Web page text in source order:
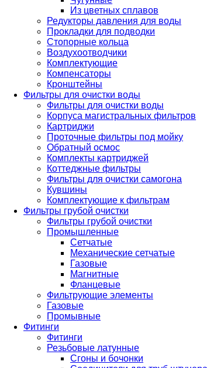
Из цветных сплавов
Редукторы давления для воды
Прокладки для подводки
Стопорные кольца
Воздухоотводчики
Комплектующие
Компенсаторы
Кронштейны
Фильтры для очистки воды
Фильтры для очистки воды
Корпуса магистральных фильтров
Картриджи
Проточные фильтры под мойку
Обратный осмос
Комплекты картриджей
Коттеджные фильтры
Фильтры для очистки самогона
Кувшины
Комплектующие к фильтрам
Фильтры грубой очистки
Фильтры грубой очистки
Промышленные
Сетчатые
Механические сетчатые
Газовые
Магнитные
Фланцевые
Фильтрующие элементы
Газовые
Промывные
Фитинги
Фитинги
Резьбовые латунные
Сгоны и бочонки